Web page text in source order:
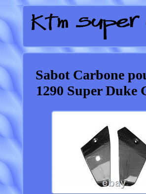
Sabot Carbone
1290 Super Duke